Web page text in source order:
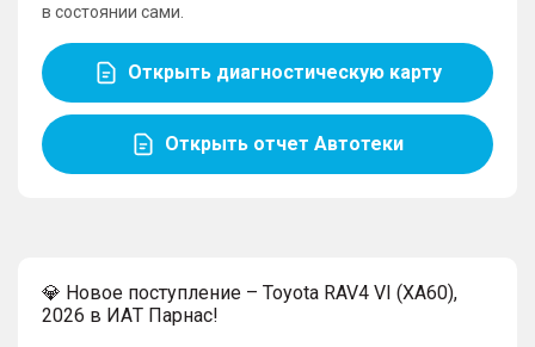
в состоянии сами.
Открыть диагностическую карту
Открыть отчет Автотеки
💎 Новoе поcтупление – Toyota RAV4 VI (XA60),
2026 в ИAТ Пaрнaс!